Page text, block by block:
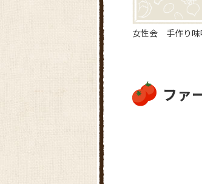
女性会 手作り味
ファ